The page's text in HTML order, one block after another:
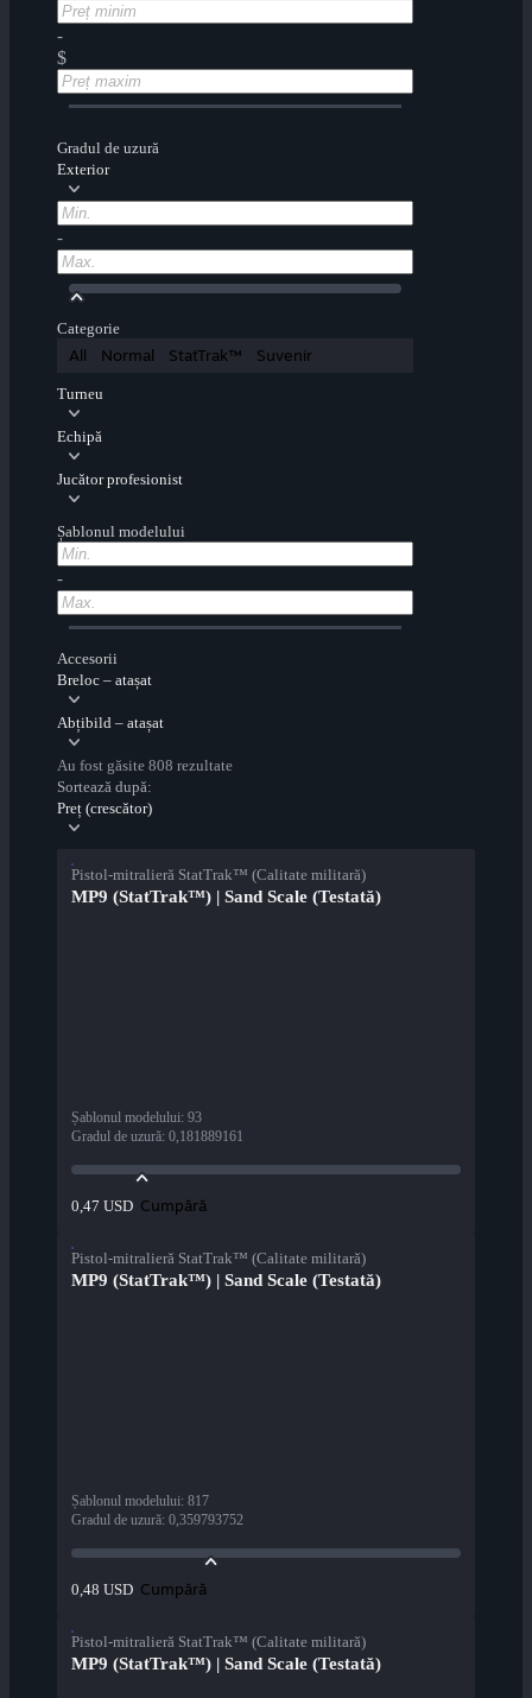
-
$
Gradul de uzură
Exterior
-
Categorie
All Normal StatTrak™ Suvenir
Turneu
Echipă
Jucător profesionist
Șablonul modelului
-
Accesorii
Breloc – atașat
Abțibild – atașat
Au fost găsite 808 rezultate
Sortează după:
Preț (crescător)
Pistol-mitralieră StatTrak™ (Calitate militară)
MP9 (StatTrak™) | Sand Scale (Testată)
Șablonul modelului: 93
Gradul de uzură: 0,181889161
0,47 USD Cumpără
Pistol-mitralieră StatTrak™ (Calitate militară)
MP9 (StatTrak™) | Sand Scale (Testată)
Șablonul modelului: 817
Gradul de uzură: 0,359793752
0,48 USD Cumpără
Pistol-mitralieră StatTrak™ (Calitate militară)
MP9 (StatTrak™) | Sand Scale (Testată)